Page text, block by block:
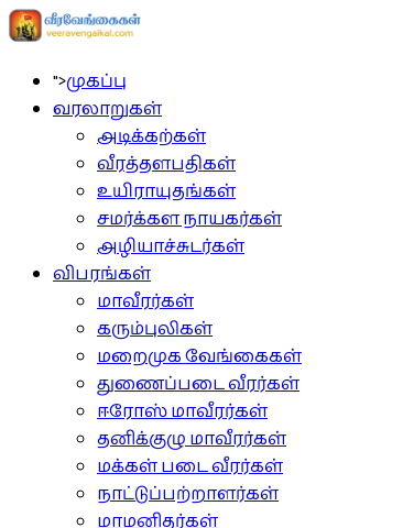
">முகப்பு
வரலாறுகள்
அடிக்கற்கள்
வீரத்தளபதிகள்
உயிராயுதங்கள்
சமர்க்கள நாயகர்கள்
அழியாச்சுடர்கள்
விபரங்கள்
மாவீரர்கள்
கரும்புலிகள்
மறைமுக வேங்கைகள்
துணைப்படை வீரர்கள்
ஈரோஸ் மாவீரர்கள்
தனிக்குழு மாவீரர்கள்
மக்கள் படை வீரர்கள்
நாட்டுப்பற்றாளர்கள்
மாமனிதர்கள்